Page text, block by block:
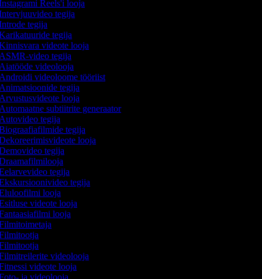
Reels'i looja
tegija
tegija
tegija
videote looja
video tegija
videolooja
videoloome tööriist
tegija
looja
subtiitrite generaator
tegija
tegija
looja
tegija
tegija
tegija
looja
videote looja
looja
videolooja
videote looja